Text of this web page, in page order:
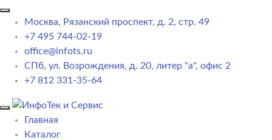
Москва, Рязанский проспект, д. 2, стр. 49
+7 495 744-02-19
office@infots.ru
СПб, ул. Возрождения, д. 20, литер "a", офис 2
+7 812 331-35-64
Главная
Каталог